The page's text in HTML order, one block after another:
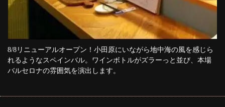
8/8リニューアルオープン！小田原にいながら地中海の風を感じら
れるようなスペインバル。ワインボトルがズラーっと並び、本場
バルセロナの雰囲気を演出します。